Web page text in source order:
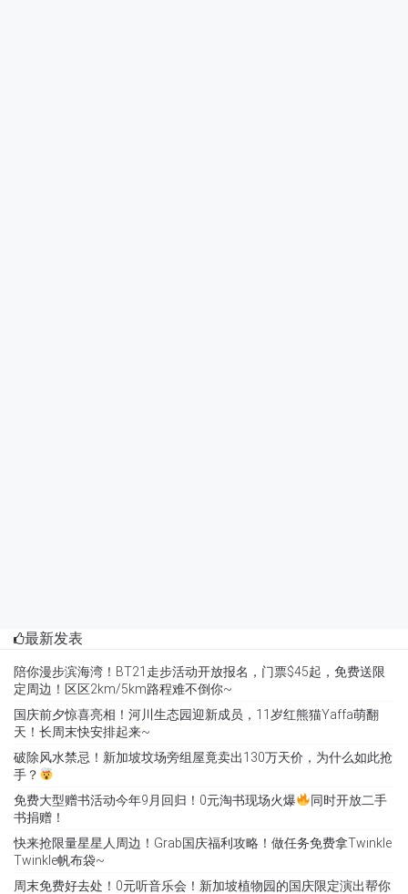
最新发表
陪你漫步滨海湾！BT21走步活动开放报名，门票$45起，免费送限
定周边！区区2km/5km路程难不倒你~
国庆前夕惊喜亮相！河川生态园迎新成员，11岁红熊猫Yaffa萌翻
天！长周末快安排起来~
破除风水禁忌！新加坡坟场旁组屋竟卖出130万天价，为什么如此抢
手？
免费大型赠书活动今年9月回归！0元淘书现场火爆
同时开放二手
书捐赠！
快来抢限量星星人周边！Grab国庆福利攻略！做任务免费拿Twinkle
Twinkle帆布袋~
周末免费好去处！0元听音乐会！新加坡植物园的国庆限定演出帮你